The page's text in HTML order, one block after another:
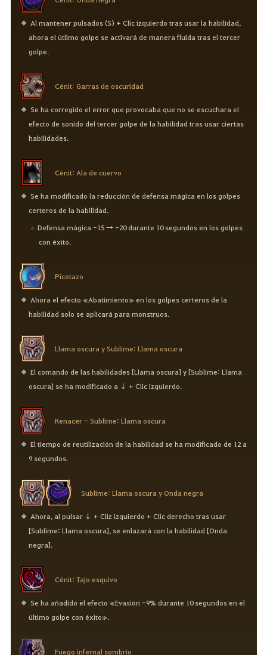
Al mantener pulsados (S) + Clic izquierdo tras usar la habilidad,
ahora el útlimo golpe se activará de manera fluida tras el tercer
golpe.
Cénit: Garras de oscuridad
Se ha corregido el error que provocaba que no se escuchara el
efecto de sonido del tercer golpe de la habilidad tras usar ciertas
habilidades.
Cénit: Ala de cuervo
Se ha modificado la reducción de defensa mágica en los golpes
certeros de la habilidad.
Defensa mágica -15 → -20 durante 10 segundos en los golpes
con éxito.
Picotazo
Ahora el efecto «Abatimiento» en los golpes certeros de la
habilidad solo se aplicará para monstruos.
Llama oscura y Sublime: Llama oscura
El comando de las habilidades [Llama oscura] y [Sublime: Llama
oscura] se ha modificado a ↓ + Clic izquierdo.
Renacer - Sublime: Llama oscura
El tiempo de reutilización de la habilidad se ha modificado de 12 a
9 segundos.
Sublime: Llama oscura y Onda negra
Ahora, al pulsar ↓ + Cliz izquierdo + Clic derecho tras usar
[Sublime: Llama oscura], se enlazará con la habilidad [Onda
negra].
Cénit: Tajo esquivo
Se ha añadido el efecto «Evasión -9% durante 10 segundos en el
último golpe con éxito».
Fuego infernal sombrío